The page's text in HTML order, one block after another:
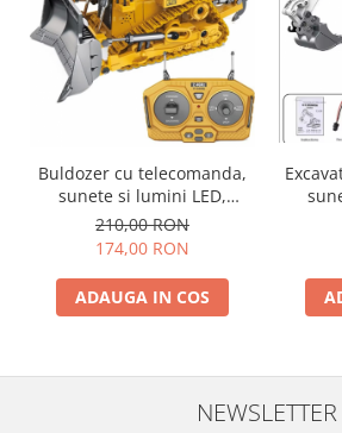
Buldozer cu telecomanda,
sunete si lumini LED,
multiple functii si detalii
bine definite, incarcare
USB, acumulator inclus.
25x13x12cm
210,00 RON
174,00 RON
ADAUGA IN COS
NEWSLETTER